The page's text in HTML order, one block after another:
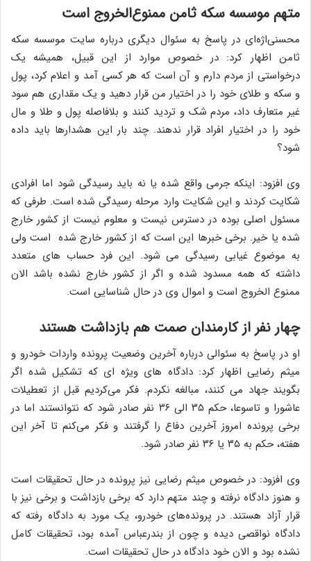
متهم موسسه سکه ثامن ممنوع‌الخروج است
محسنی‌اژه‌ای در پاسخ به سئوال دیگری درباره سایت موسسه سکه
ثامن اظهار کرد: در خصوص موارد از این قبیل، همیشه یک
درخواستی از مردم دارم و آن است که هر کسی آمد و اعلام کرد، پول
و سکه و طلای خود را در اختیار من قرار دهید و یک مقداری هم سود
غیر متعارف داد، مردم شک و تردید کنند و بلافاصله پول و طلا و مال
خود را در اختیار افراد قرار ندهند. چند بار این هشدارها باید داده
شود؟
وی افزود: اینکه جرمی واقع شده یا نه باید رسیدگی شود اما افرادی
شکایت کردند و این شکایت وارد مرحله رسیدگی شده است. طرفی که
مسئول اصلی بوده در دسترس نیست و معلوم نیست از کشور خارج
شده یا خیر. برخی خبرها این است که از کشور خارج شده است ولی
به موضوع غیابی رسیدگی می شود. این فرد حساب های متعدد
داشته که همه مسدود شده و اگر از کشور خارج نشده باشد الان
ممنوع الخروج است و اموال وی در حال شناسایی است.
چهار نفر از کارمندان صمت هم بازداشت هستند
او در پاسخ به سئوالی درباره آخرین وضعیت پرونده واردات خودرو و
میثم رضایی اظهار کرد: دادگاه های ویژه ای که تشکیل شده اگر
بگویند جهاد می کنند، مبالغه نکردم. فکر می‌کردیم قبل از تعطیلات
عاشورا و تاسوعا، حکم ۳۵ الی ۳۶ نفر صادر شود که نتوانستند اما در
برخی پرونده امروز آخرین دفاع را گرفتند و فکر می‌کنم تا آخر این
هفته، حکم به ۳۵ یا ۳۶ نفر صادر شود.
وی افزود: در خصوص میثم رضایی نیز پرونده در حال تحقیقات است
و هنوز دادگاه نرفته و چند متهم دارد که برخی بازداشت و برخی نیز با
قرار آزاد هستند. در پرونده‌های خودرو، یک مورد به دادگاه رفته که
دادگاه نواقصی دیده و چون از بندرعباس آمده بود، تحقیقات کامل
نشده بود و الان خود دادگاه در حال تحقیقات است.